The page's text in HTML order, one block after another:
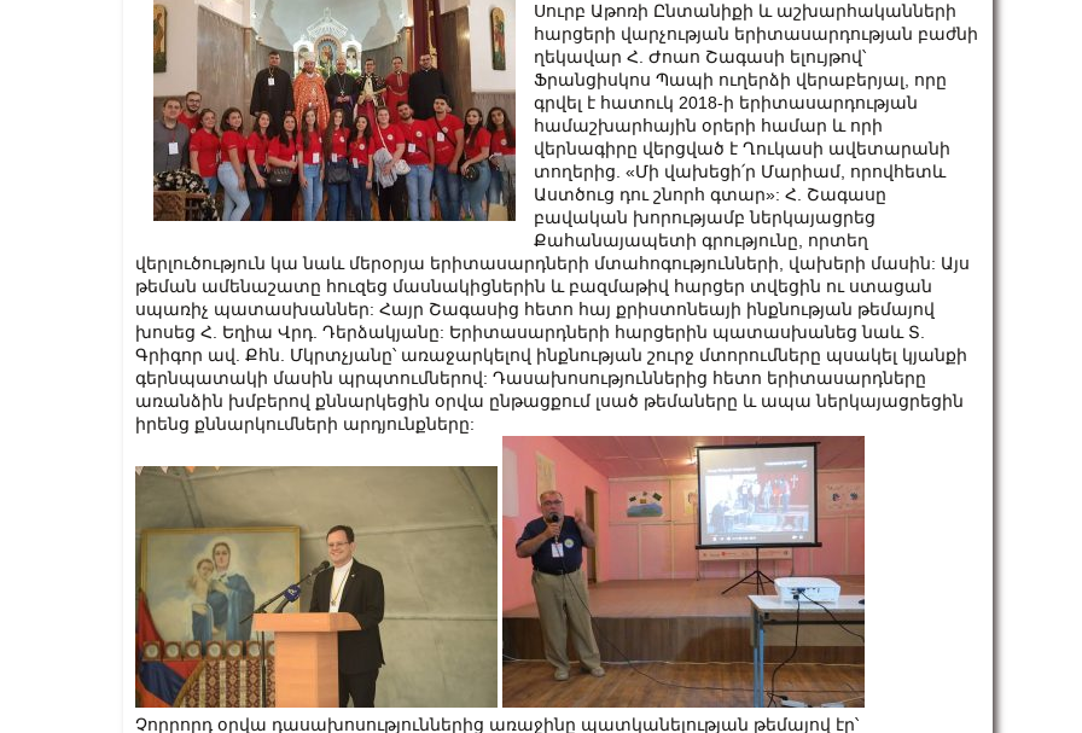
Սուրբ Աթոռի Ընտանիքի և աշխարհականների
հարցերի վարչության երիտասարդության բաժնի
ղեկավար Հ. Ժոաո Շագասի ելույթով՝
Ֆրանցիսկոս Պապի ուղերձի վերաբերյալ, որը
գրվել է հատուկ 2018-ի երիտասարդության
համաշխարհային օրերի համար և որի
վերնագիրը վերցված է Ղուկասի ավետարանի
տողերից. «Մի վախեցի՛ր Մարիամ, որովհետև
Աստծուց դու շնորհ գտար»: Հ. Շագասը
բավական խորությամբ ներկայացրեց
Քահանայապետի գրությունը, որտեղ
վերլուծություն կա նաև մերօրյա երիտասարդների մտահոգությունների, վախերի մասին: Այս
թեման ամենաշատը հուզեց մասնակիցներին և բազմաթիվ հարցեր տվեցին ու ստացան
սպառիչ պատասխաններ: Հայր Շագասից հետո հայ քրիստոնեայի ինքնության թեմայով
խոսեց Հ. Եղիա Վրդ. Դերձակյանը: Երիտասարդների հարցերին պատասխանեց նաև Տ.
Գրիգոր ավ. Քհն. Մկրտչյանը՝ առաջարկելով ինքնության շուրջ մտորումները պսակել կյանքի
գերնպատակի մասին պրպտումներով: Դասախոսություններից հետո երիտասարդները
առանձին խմբերով քննարկեցին օրվա ընթացքում լսած թեմաները և ապա ներկայացրեցին
իրենց քննարկումների արդյունքները:
Չորրորդ օրվա դասախոսություններից առաջինը պատկանելության թեմայով էր՝